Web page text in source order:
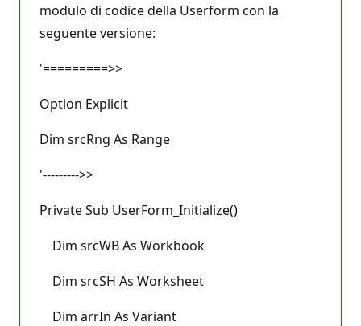
modulo di codice della Userform con la
seguente versione:
'=========>>
Option Explicit
Dim srcRng As Range
'--------->>
Private Sub UserForm_Initialize()
Dim srcWB As Workbook
Dim srcSH As Worksheet
Dim arrIn As Variant